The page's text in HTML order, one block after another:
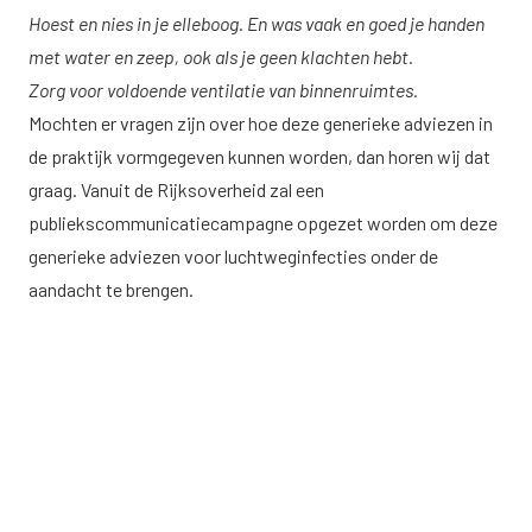
Hoest en nies in je elleboog. En was vaak en goed je handen
met water en zeep, ook als je geen klachten hebt.
Zorg voor voldoende ventilatie van binnenruimtes.
Mochten er vragen zijn over hoe deze generieke adviezen in
de praktijk vormgegeven kunnen worden, dan horen wij dat
graag. Vanuit de Rijksoverheid zal een
publiekscommunicatiecampagne opgezet worden om deze
generieke adviezen voor luchtweginfecties onder de
aandacht te brengen.